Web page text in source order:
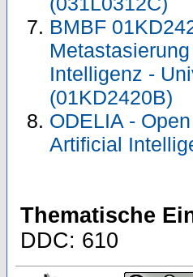
BMBF
Intelligenz -
(01KD2420B)
ODELIA -
Artificial
Thematische
DDC: 610